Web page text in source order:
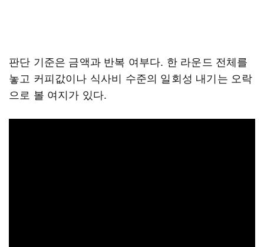
판단 기준은 금액과 반복 여부다. 한 라운드 전체를
놓고 커피값이나 식사비 수준의 일회성 내기는 오락
으로 볼 여지가 있다.